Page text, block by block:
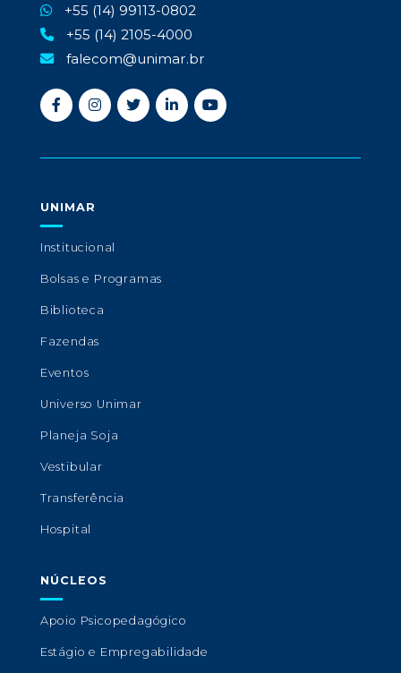
+55 (14) 99113-0802
+55 (14) 2105-4000
falecom@unimar.br
UNIMAR
Institucional
Bolsas e Programas
Biblioteca
Fazendas
Eventos
Universo Unimar
Planeja Soja
Vestibular
Transferência
Hospital
NÚCLEOS
Apoio Psicopedagógico
Estágio e Empregabilidade